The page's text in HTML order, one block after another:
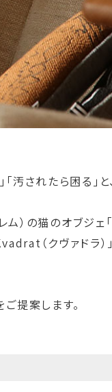
汚されたら困る」
の猫のオブジェ「
（クヴァドラ
提案します。